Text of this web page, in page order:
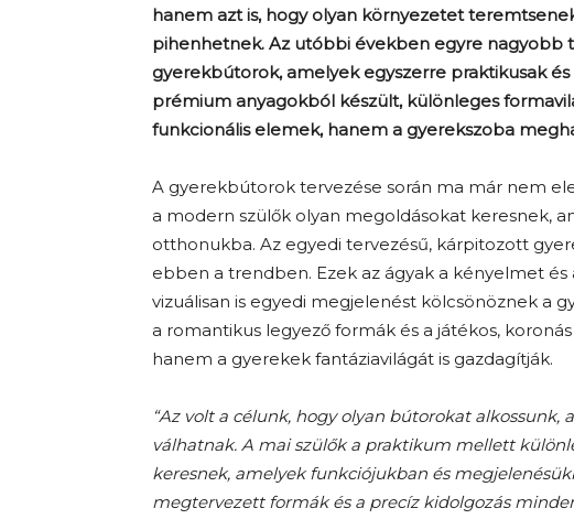
hanem azt is, hogy olyan környezetet
pihenhetnek. Az utóbbi években egyre nagyobb
gyerekbútorok, amelyek egyszerre praktikusak
prémium anyagokból készült, különleges
funkcionális elemek, hanem a gyerekszoba
A gyerekbútorok tervezése során ma már nem
a modern szülők olyan megoldásokat keresnek,
otthonukba. Az egyedi tervezésű, kárpitozott
ebben a trendben. Ezek az ágyak a kényelmet
vizuálisan is egyedi megjelenést kölcsönöznek a
a romantikus legyező formák és a játékos,
hanem a gyerekek fantáziavilágát is gazdagítják.
“Az volt a célunk, hogy olyan bútorokat alkossunk,
válhatnak. A mai szülők a praktikum mellett
keresnek, amelyek funkciójukban és
megtervezett formák és a precíz kidolgozás